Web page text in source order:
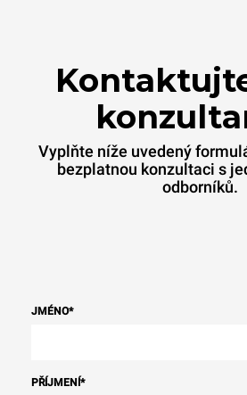
Vyplňte níže uvedený
bezplatnou konzultaci s
odborníků.
JMÉNO*
PŘÍJMENÍ *